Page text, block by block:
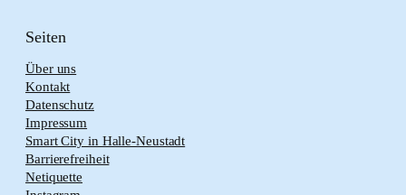
Seiten
Über uns
Kontakt
Datenschutz
Impressum
Smart City in Halle-Neustadt
Barrierefreiheit
Netiquette